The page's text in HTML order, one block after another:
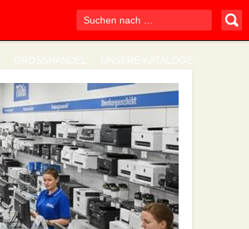
GROSSHANDEL UNSERE KATALOGE